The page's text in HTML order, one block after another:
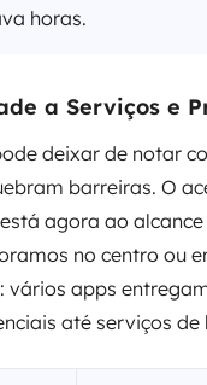
horas.
a Serviços e
deixar de notar
barreiras. O
agora ao
no centro ou
vários apps
até serviços de